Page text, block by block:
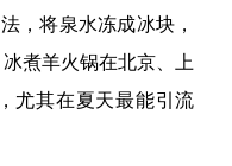
，将泉水冻成冰块，
煮羊火锅在北京、上
尤其在夏天最能引流